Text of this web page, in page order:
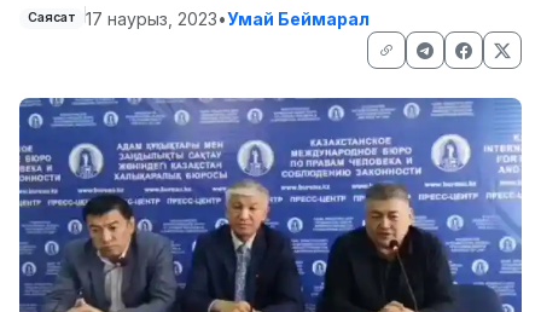
Саясат 17 наурыз, 2023•Умай Беймарал